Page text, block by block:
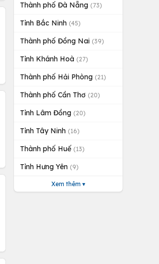
Thành phố Đà Nẵng (73)
Tỉnh Bắc Ninh (45)
Thành phố Đồng Nai (39)
Tỉnh Khánh Hoà (27)
Thành phố Hải Phòng (21)
Thành phố Cần Thơ (20)
Tỉnh Lâm Đồng (20)
Tỉnh Tây Ninh (16)
Thành phố Huế (13)
Tỉnh Hưng Yên (9)
Xem thêm ▾